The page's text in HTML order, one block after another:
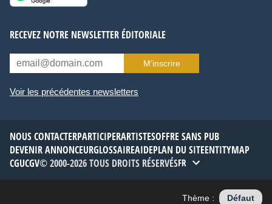
RECEVEZ NOTRE NEWSLETTER ÉDITORIALE
M’inscrire
Voir les précédentes newsletters
NOUS CONTACTERPARTICIPERARTISTESOFFRE SANS PUB
DEVENIR ANNONCEURGLOSSAIREAIDEPLAN DU SITEENTITYMAP
CGUCGV© 2000-2026 TOUS DROITS RÉSERVÉSFR
Thème : Défaut